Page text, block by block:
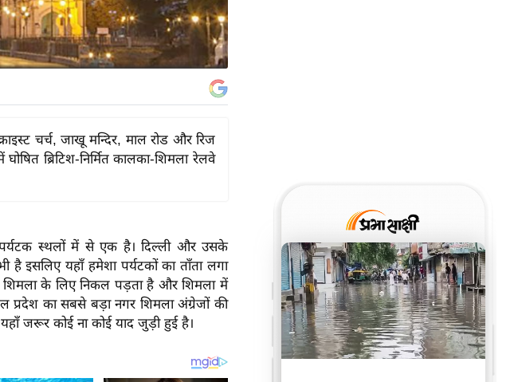
चर्च, जाखू मन्दिर, माल रोड और रिज
ब्रिटिश-निर्मित कालका-शिमला रेलवे
पर्यटक स्थलों में से एक है। दिल्ली और उसके
इसलिए यहाँ हमेशा पर्यटकों का ताँता लगा
शिमला के लिए निकल पड़ता है और शिमला में
प्रदेश का सबसे बड़ा नगर शिमला अंग्रेजों की
जरूर कोई ना कोई याद जुड़ी हुई है।